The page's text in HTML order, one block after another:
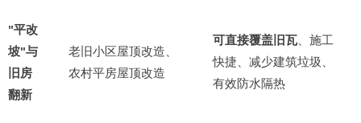
"平改
坡"与
旧房
翻新
老旧小区屋顶改造、
农村平房屋顶改造
可直接覆盖旧瓦、施工
快捷、减少建筑垃圾、
有效防水隔热